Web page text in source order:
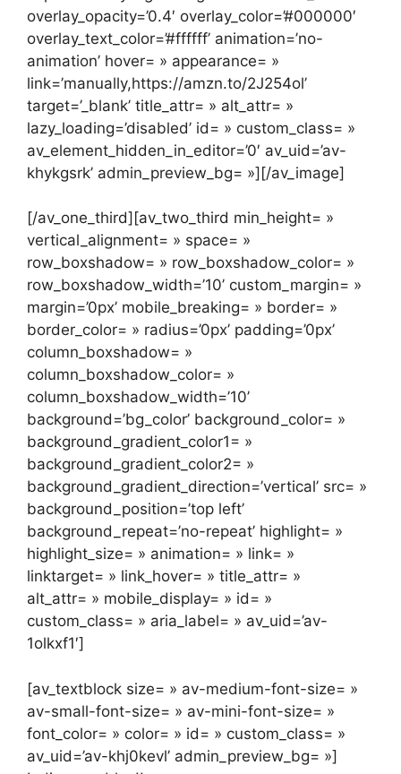
overlay_opacity=’0.4′ overlay_color=’#000000′
overlay_text_color=’#ffffff’ animation=’no-
animation’ hover= » appearance= »
link=’manually,https://amzn.to/2J254ol’
target=’_blank’ title_attr= » alt_attr= »
lazy_loading=’disabled’ id= » custom_class= »
av_element_hidden_in_editor=’0′ av_uid=’av-
khykgsrk’ admin_preview_bg= »][/av_image]
[/av_one_third][av_two_third min_height= »
vertical_alignment= » space= »
row_boxshadow= » row_boxshadow_color= »
row_boxshadow_width=’10’ custom_margin= »
margin=’0px’ mobile_breaking= » border= »
border_color= » radius=’0px’ padding=’0px’
column_boxshadow= »
column_boxshadow_color= »
column_boxshadow_width=’10’
background=’bg_color’ background_color= »
background_gradient_color1= »
background_gradient_color2= »
background_gradient_direction=’vertical’ src= »
background_position=’top left’
background_repeat=’no-repeat’ highlight= »
highlight_size= » animation= » link= »
linktarget= » link_hover= » title_attr= »
alt_attr= » mobile_display= » id= »
custom_class= » aria_label= » av_uid=’av-
1olkxf1′]
[av_textblock size= » av-medium-font-size= »
av-small-font-size= » av-mini-font-size= »
font_color= » color= » id= » custom_class= »
av_uid=’av-khj0kevl’ admin_preview_bg= »]